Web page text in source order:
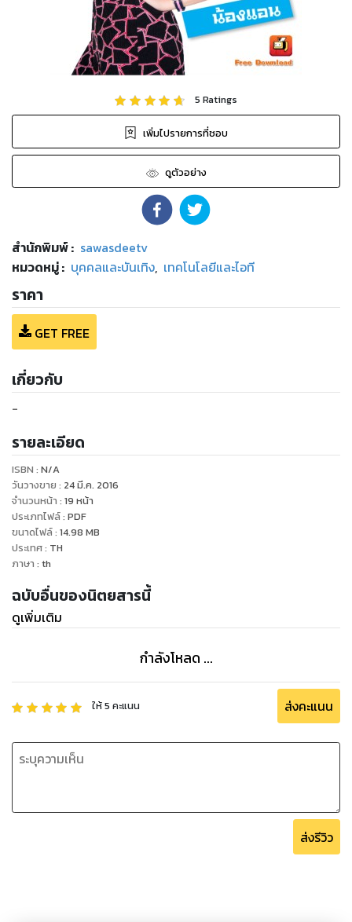
5 Ratings
เพิ่มไปรายการที่ชอบ
ดูตัวอย่าง
สำนักพิมพ์: sawasdeetv
หมวดหมู่: บุคคลและบันเทิง, เทคโนโลยีและไอที
ราคา
GET FREE
เกี่ยวกับ
-
รายละเอียด
ISBN : N/A
วันวางขาย : 24 มี.ค. 2016
จำนวนหน้า : 19 หน้า
ประเภทไฟล์: PDF
ขนาดไฟล์: 14.98 MB
ประเทศ: TH
ภาษา : th
ฉบับอื่นของนิตยสารนี้
ดูเพิ่มเติม
กำลังโหลด ...
ให้5 คะแนน ส่งคะแนน
ส่งรีวิว